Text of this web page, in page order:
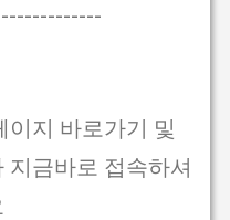
이지 바로가기 및
지금바로 접속하셔